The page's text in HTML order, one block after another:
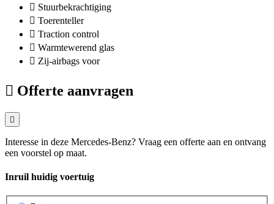
Stuurbekrachtiging
Toerenteller
Traction control
Warmtewerend glas
Zij-airbags voor
Offerte aanvragen
Interesse in deze Mercedes-Benz? Vraag een offerte aan en ontvang
een voorstel op maat.
Inruil huidig voertuig